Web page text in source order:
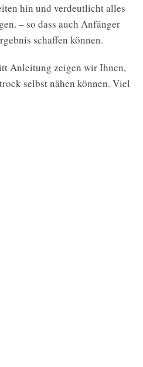
hin und verdeutlicht alles
– so dass auch Anfänger
schaffen können.
Anleitung zeigen wir Ihnen,
selbst nähen können. Viel